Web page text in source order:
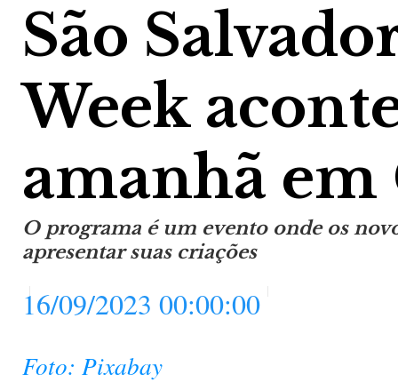
São
Week
amanhã em
O programa é um evento onde os
apresentar suas criações
16/09/2023 00:00:00
Foto: Pixabay